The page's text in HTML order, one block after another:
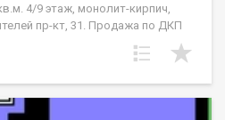
4/9 этаж, монолит-кирпич,
пр-кт, 31. Продажа по ДКП